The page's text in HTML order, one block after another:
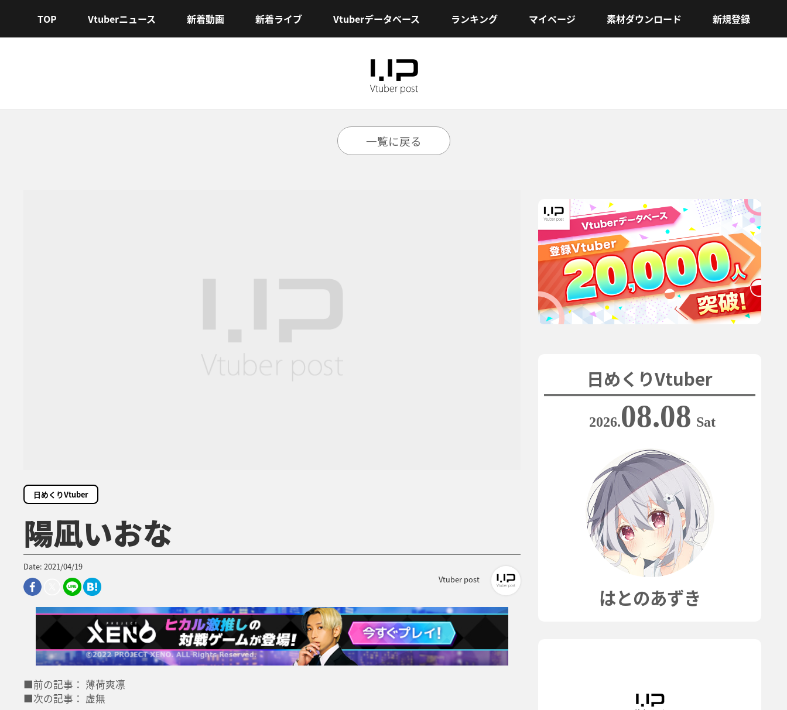
TOP Vtuberニュース 新着動画 新着ライブ Vtuberデータベース ランキング マイページ 素材ダウンロード 新規登録
一覧に戻る
日めくりVtuber
陽凪いおな
Date: 2021/04/19
Vtuber post
■前の記事： 薄荷爽凛
■次の記事： 虚無
日めくりVtuber
2026.08.08 Sat
はとのあずき